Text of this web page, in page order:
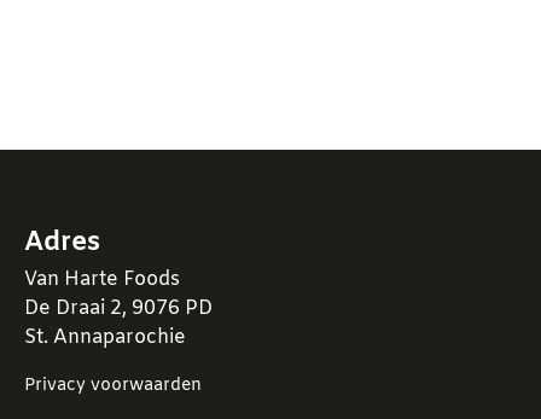
Adres
Van Harte Foods
De Draai 2, 9076 PD
St. Annaparochie
Privacy voorwaarden